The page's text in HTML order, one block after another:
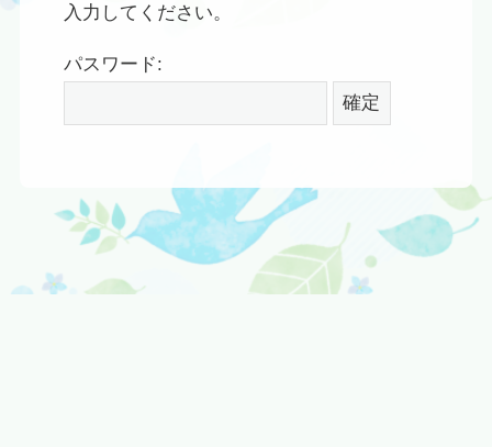
入力してください。
パスワード: